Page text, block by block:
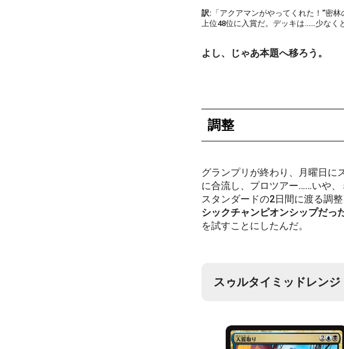
訳: 「アクアマンがやってくれた！”密
上位48位に入賞だ。デッキは……少なく
よし、じゃあ本題へ移ろう。
調整
グランプリが終わり、月曜日に
に合流し、プロツアー……いや
スタンダードの2日間に渡る調
シックチャンピオンシップだっ
を試すことにしたんだ。
スゥルタイミッドレンジ